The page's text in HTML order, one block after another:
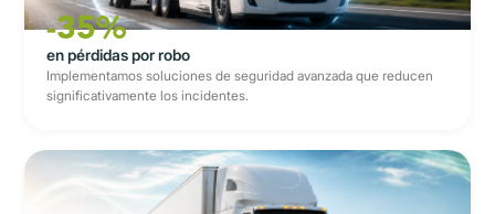
-35%
en pérdidas por robo
Implementamos soluciones de seguridad avanzada que reducen
significativamente los incidentes.